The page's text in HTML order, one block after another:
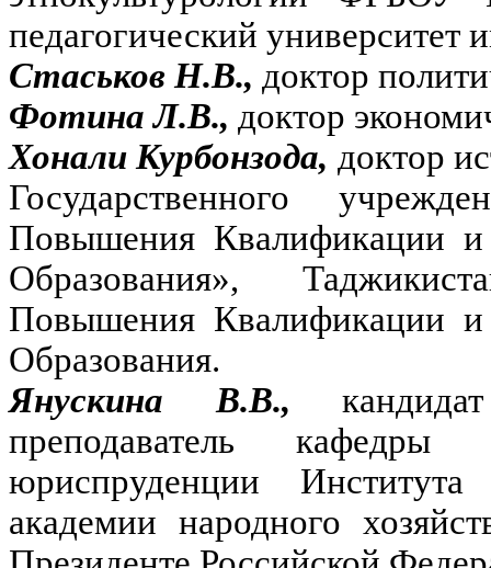
педагогический университет
Стаськов Н.В., доктор
Фотина Л.В., доктор
Хонали Курбонзода, доктор
Государственного
Повышения Квалификации и
Образования»,
Повышения Квалификации и
Образования.
Янускина В.В.,
преподаватель кафедры
юриспруденции
академии народного